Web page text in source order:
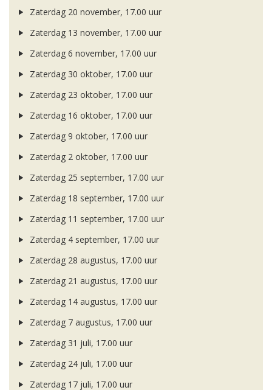
Zaterdag 20 november, 17.00 uur
Zaterdag 13 november, 17.00 uur
Zaterdag 6 november, 17.00 uur
Zaterdag 30 oktober, 17.00 uur
Zaterdag 23 oktober, 17.00 uur
Zaterdag 16 oktober, 17.00 uur
Zaterdag 9 oktober, 17.00 uur
Zaterdag 2 oktober, 17.00 uur
Zaterdag 25 september, 17.00 uur
Zaterdag 18 september, 17.00 uur
Zaterdag 11 september, 17.00 uur
Zaterdag 4 september, 17.00 uur
Zaterdag 28 augustus, 17.00 uur
Zaterdag 21 augustus, 17.00 uur
Zaterdag 14 augustus, 17.00 uur
Zaterdag 7 augustus, 17.00 uur
Zaterdag 31 juli, 17.00 uur
Zaterdag 24 juli, 17.00 uur
Zaterdag 17 juli, 17.00 uur